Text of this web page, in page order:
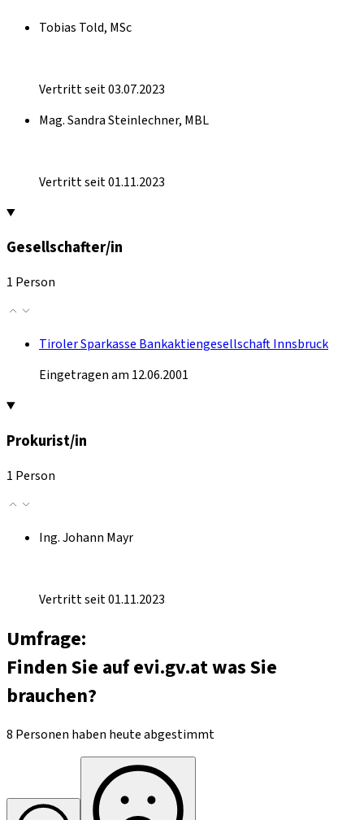
Tobias Told, MSc
Vertritt seit 03.07.2023
Mag. Sandra Steinlechner, MBL
Vertritt seit 01.11.2023
Gesellschafter/in
1 Person
Tiroler Sparkasse Bankaktiengesellschaft Innsbruck
Eingetragen am 12.06.2001
Prokurist/in
1 Person
Ing. Johann Mayr
Vertritt seit 01.11.2023
Umfrage:
Finden Sie auf evi.gv.at was Sie
brauchen?
8 Personen haben heute abgestimmt